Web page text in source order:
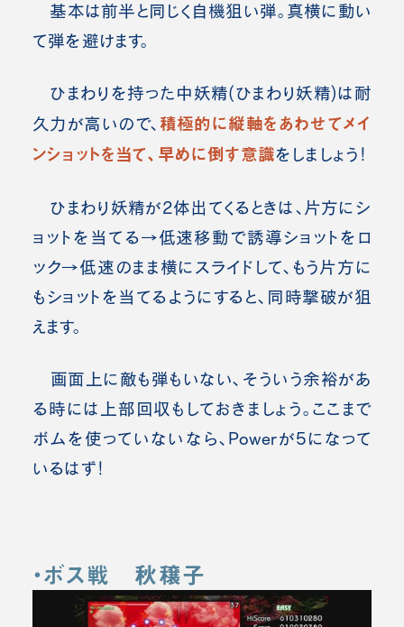
基本は前半と同じく自機狙い弾。真横に動い
て弾を避けます。
ひまわりを持った中妖精(ひまわり妖精)は耐
久力が高いので、 積極的に縦軸をあわせてメイ
ンショットを当て、早めに倒す意識をしましょう！
ひまわり妖精が2体出てくるときは、片方にシ
ョットを当てる→低速移動で誘導ショットをロ
ック→低速のまま横にスライドして、もう片方に
もショットを当てるようにすると、同時撃破が狙
えます。
画面上に敵も弾もいない、そういう余裕があ
る時には上部回収もしておきましょう。ここまで
ボムを使っていないなら、Powerが5になって
いるはず！
・ボス戦 秋穣子